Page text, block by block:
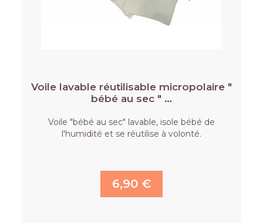
Voile lavable réutilisable micropolaire "
bébé au sec " …
Voile "bébé au sec" lavable, isole bébé de
l'humidité et se réutilise à volonté.
6,90 €